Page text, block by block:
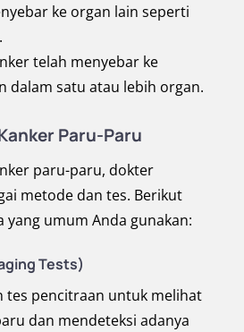
ke organ lain seperti
telah menyebar ke
dalam satu atau lebih organ.
Paru-Paru
paru-paru, dokter
metode dan tes. Berikut
yang umum Anda gunakan:
Tests)
tes pencitraan untuk melihat
dan mendeteksi adanya